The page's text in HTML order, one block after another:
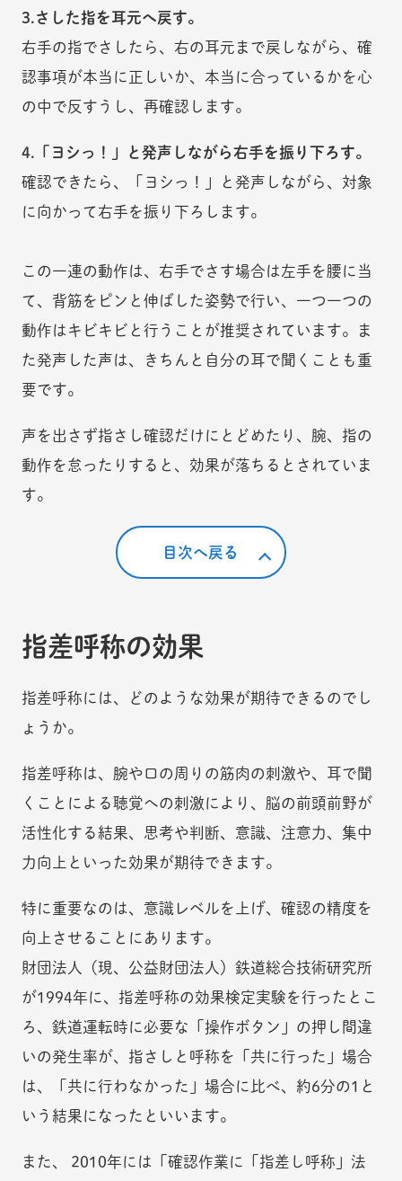
3.さした指を耳元へ戻す。
右手の指でさしたら、右の耳元まで戻しながら、確
認事項が本当に正しいか、本当に合っているかを心
の中で反すうし、再確認します。
4.「ヨシっ！」と発声しながら右手を振り下ろす。
確認できたら、「ヨシっ！」と発声しながら、対象
に向かって右手を振り下ろします。
この一連の動作は、右手でさす場合は左手を腰に当
て、背筋をピンと伸ばした姿勢で行い、一つ一つの
動作はキビキビと行うことが推奨されています。ま
た発声した声は、きちんと自分の耳で聞くことも重
要です。
声を出さず指さし確認だけにとどめたり、腕、指の
動作を怠ったりすると、効果が落ちるとされていま
す。
目次へ戻る
指差呼称の効果
指差呼称には、どのような効果が期待できるのでし
ょうか。
指差呼称は、腕や口の周りの筋肉の刺激や、耳で聞
くことによる聴覚への刺激により、脳の前頭前野が
活性化する結果、思考や判断、意識、注意力、集中
力向上といった効果が期待できます。
特に重要なのは、意識レベルを上げ、確認の精度を
向上させることにあります。
財団法人（現、公益財団法人）鉄道総合技術研究所
が1994年に、指差呼称の効果検定実験を行ったとこ
ろ、鉄道運転時に必要な「操作ボタン」の押し間違
いの発生率が、指さしと呼称を「共に行った」場合
は、「共に行わなかった」場合に比べ、約6分の1と
いう結果になったといいます。
また、 2010年には「確認作業に「指差し呼称」法